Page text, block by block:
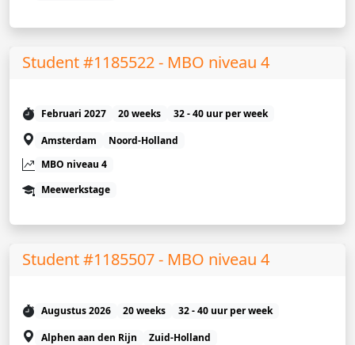
Student #1185522 - MBO niveau 4
Februari 2027 20 weeks
32 - 40 uur per week
Amsterdam
Noord-Holland
MBO niveau 4
Meewerkstage
Student #1185507 - MBO niveau 4
Augustus 2026 20 weeks
32 - 40 uur per week
Alphen aan den Rijn
Zuid-Holland